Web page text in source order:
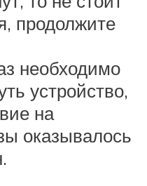
продолжите
необходимо
устройство,
на
оказывалось